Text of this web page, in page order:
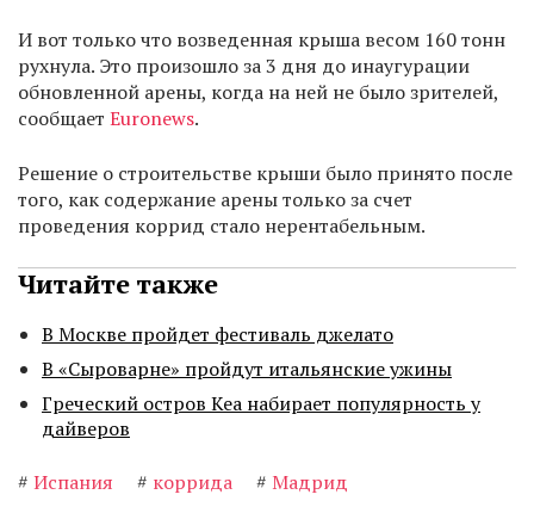
И вот только что возведенная крыша весом 160 тонн
рухнула. Это произошло за 3 дня до инаугурации
обновленной арены, когда на ней не было зрителей,
сообщает Euronews.
Решение о строительстве крыши было принято после
того, как содержание арены только за счет
проведения коррид стало нерентабельным.
Читайте также
В Москве пройдет фестиваль джелато
В «Сыроварне» пройдут итальянские ужины
Греческий остров Кеа набирает популярность у
дайверов
# Испания # коррида # Мадрид